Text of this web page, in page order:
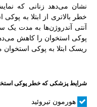
نشان می‌دهد زنانی که
خطر بالاتری از ابتلا به پوکی
آنتی آندروژن‌ها به مدت
پوکی استخوان را کاهش
ریسک ابتلا به پوکی
شرایط پزشکی که خطر پوکی
هورمون تیروئید